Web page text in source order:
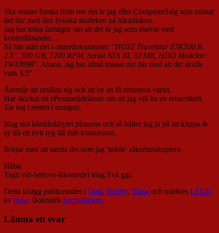
Ska senare forska fram om det är jag eller ComputerSalg som missat
det där med den fysiska storleken på hårddisken.
Jag har mina farhågor om att det är jag som slarvat med
kontrolläsandet…
Så här stårt det i orderdokumentet: "HGST Travelstar Z7K500.B,
2.5", 500 GB, 7200 RPM, Serial ATA III, 32 MB, HDD Modelnr.:
1W10098". Attans, jag har alltså missat det där med att det skulle
vara 3,5"
Återstår att ursäkta sig och att be att få returnera varan.
Har skickat ett ePostmeddelande om att jag vill ha en returetikett.
Tar tag i resten i morgon.
Idag ska hårddiskbytet planeras och så håller jag ju på att klippa &
sy till ett nytt tyg till min kontorsstol.
Börjar med att samla det som jag 'måste' säkerhetskopiera.
Hälsa
Tagit vid-behovs-läkemedel idag.Två ggr.
Detta inlägg publicerades i Data, Hobby, Hälsa och märktes LEGO
av nisse. Bokmärk permalänken.
Lämna ett svar